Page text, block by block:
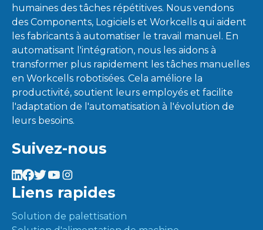
humaines des tâches répétitives. Nous vendons
des Components, Logiciels et Workcells qui aident
les fabricants à automatiser le travail manuel. En
automatisant l'intégration, nous les aidons à
transformer plus rapidement les tâches manuelles
en Workcells robotisées. Cela améliore la
productivité, soutient leurs employés et facilite
l'adaptation de l'automatisation à l'évolution de
leurs besoins.
Suivez-nous
Liens rapides
Solution de palettisation